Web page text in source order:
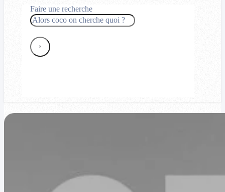
Faire une recherche
Rechercher
×